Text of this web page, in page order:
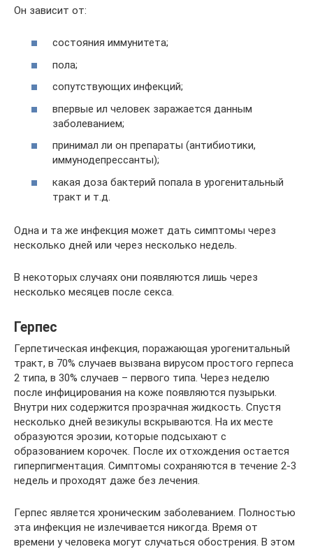
Он зависит от:
состояния иммунитета;
пола;
сопутствующих инфекций;
впервые ил человек заражается данным
заболеванием;
принимал ли он препараты (антибиотики,
иммунодепрессанты);
какая доза бактерий попала в урогенитальный
тракт и т.д.
Одна и та же инфекция может дать симптомы через
несколько дней или через несколько недель.
В некоторых случаях они появляются лишь через
несколько месяцев после секса.
Герпес
Герпетическая инфекция, поражающая урогенитальный
тракт, в 70% случаев вызвана вирусом простого герпеса
2 типа, в 30% случаев – первого типа. Через неделю
после инфицирования на коже появляются пузырьки.
Внутри них содержится прозрачная жидкость. Спустя
несколько дней везикулы вскрываются. На их месте
образуются эрозии, которые подсыхают с
образованием корочек. После их отхождения остается
гиперпигментация. Симптомы сохраняются в течение 2-3
недель и проходят даже без лечения.
Герпес является хроническим заболеванием. Полностью
эта инфекция не излечивается никогда. Время от
времени у человека могут случаться обострения. В этом